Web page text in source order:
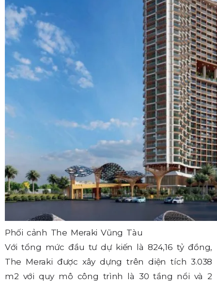
Phối cảnh The Meraki Vũng Tàu
Với tổng mức đầu tư dự kiến là 824,16 tỷ đồng,
The Meraki được xây dựng trên diện tích 3.038
m2 với quy mô công trình là 30 tầng nổi và 2